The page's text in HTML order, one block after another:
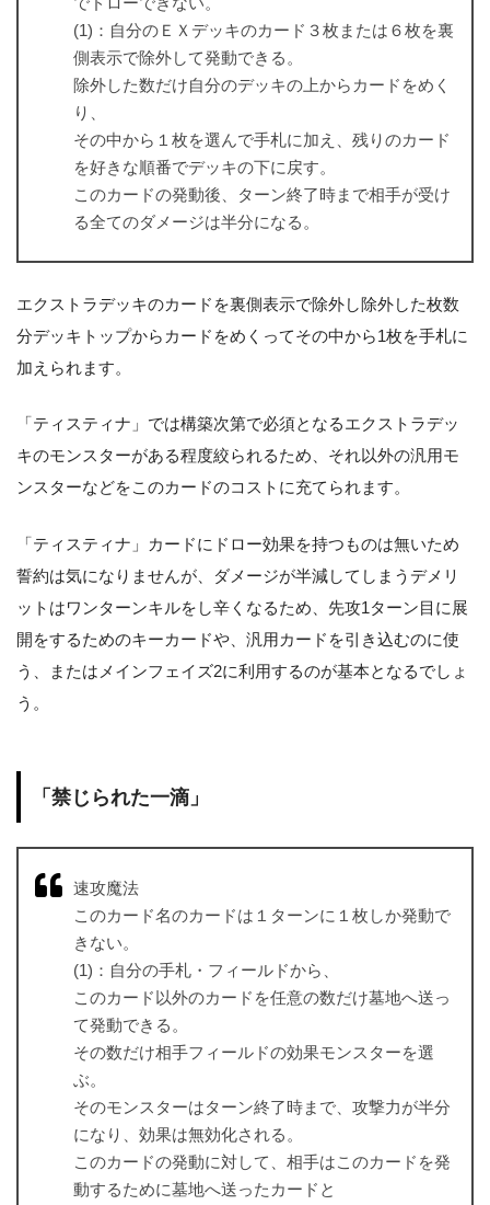
(1)：自分のＥＸデッキのカード３枚または６枚を裏
側表示で除外して発動できる。
除外した数だけ自分のデッキの上からカードをめく
り、
その中から１枚を選んで手札に加え、残りのカード
を好きな順番でデッキの下に戻す。
このカードの発動後、ターン終了時まで相手が受け
る全てのダメージは半分になる。
エクストラデッキのカードを裏側表示で除外し除外した枚数
分デッキトップからカードをめくってその中から1枚を手札に
加えられます。
「ティスティナ」では構築次第で必須となるエクストラデッ
キのモンスターがある程度絞られるため、それ以外の汎用モ
ンスターなどをこのカードのコストに充てられます。
「ティスティナ」カードにドロー効果を持つものは無いため
誓約は気になりませんが、ダメージが半減してしまうデメリ
ットはワンターンキルをし辛くなるため、先攻1ターン目に展
開をするためのキーカードや、汎用カードを引き込むのに使
う、またはメインフェイズ2に利用するのが基本となるでしょ
う。
「禁じられた一滴」
速攻魔法
このカード名のカードは１ターンに１枚しか発動で
きない。
(1)：自分の手札・フィールドから、
このカード以外のカードを任意の数だけ墓地へ送っ
て発動できる。
その数だけ相手フィールドの効果モンスターを選
ぶ。
そのモンスターはターン終了時まで、攻撃力が半分
になり、効果は無効化される。
このカードの発動に対して、相手はこのカードを発
動するために墓地へ送ったカードと